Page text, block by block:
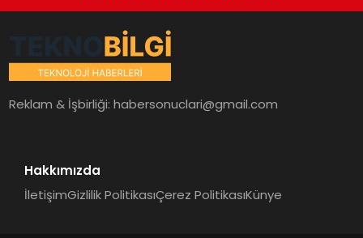
Reklam & İşbirliği:habersonuclari@gmail.com
Hakkımızda
İletişimGizlilik PolitikasıÇerez PolitikasıKünye